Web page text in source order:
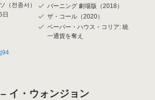
（전종서）
バーニング 劇場版（2018）
ザ・コール（2020）
ペーパー・ハウス・コリア: 統
一通貨を奪え
イ・ウォンジョン